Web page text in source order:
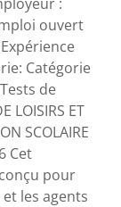
ouvert
Catégorie
de
LOISIRS ET
SCOLAIRE
Cet
pour
les agents